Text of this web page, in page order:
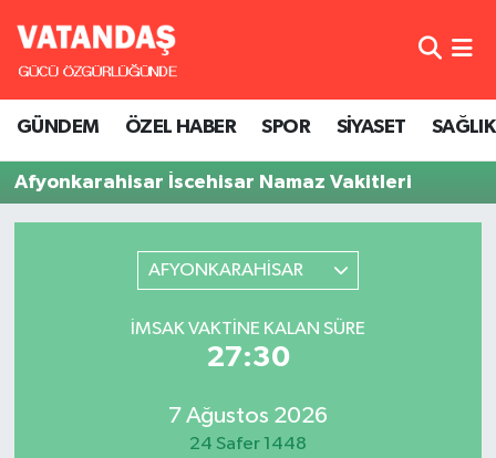
GÜNDEM ÖZEL HABER SPOR SİYASET SAĞLIK
Afyonkarahisar İscehisar Namaz Vakitleri
AFYONKARAHİSAR
İMSAK VAKTINE KALAN SÜRE
27:30
7 Ağustos 2026
24 Safer 1448
GÜNDEM
Hava Durumu
Tüm Manşetler